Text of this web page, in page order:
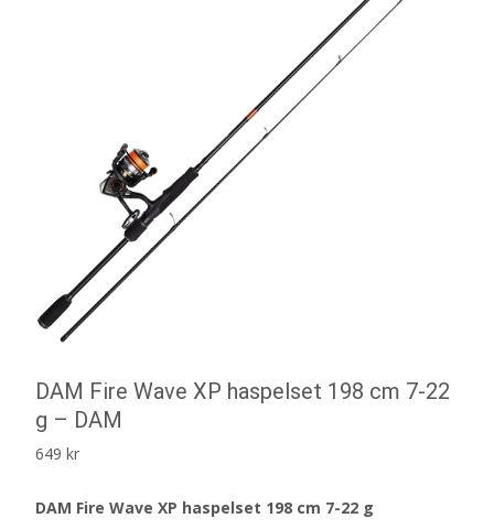
DAM Fire Wave XP haspelset 198 cm 7-22
g – DAM
649 kr
DAM Fire Wave XP haspelset 198 cm 7-22 g